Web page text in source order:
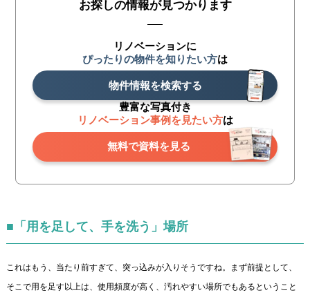
お探しの情報が見つかります
リノベーションに
ぴったりの物件を知りたい方は
物件情報を検索する
豊富な写真付き
リノベーション事例を見たい方は
無料で資料を見る
■「用を足して、手を洗う」場所
これはもう、当たり前すぎて、突っ込みが入りそうですね。まず前提として、
そこで用を足す以上は、使用頻度が高く、汚れやすい場所でもあるということ